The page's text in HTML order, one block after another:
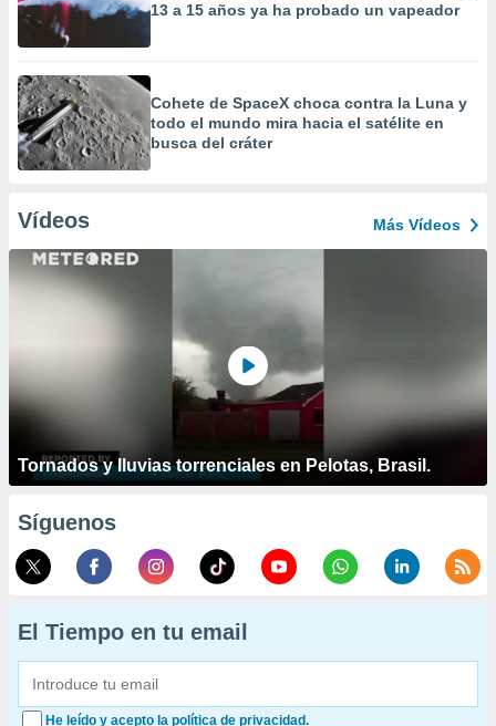
13 a 15 años ya ha probado un vapeador
Cohete de SpaceX choca contra la Luna y
todo el mundo mira hacia el satélite en
busca del cráter
Vídeos Más Vídeos
Tornados y lluvias torrenciales en Pelotas, Brasil.
Síguenos
El Tiempo en tu email
He leído y acepto la política de privacidad.